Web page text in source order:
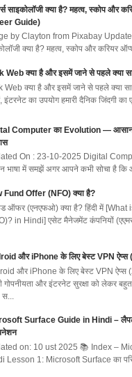
साइकोलॉजी क्या है? महत्व, स्कोप और
Guide)
by Clayton from Pixabay
क्या है? महत्व, स्कोप और करियर
Web क्या है और इसमें जाने से पहले क्या
Web क्या है और इसमें जाने से पहले क्या
इंटरनेट का उपयोग हमारी दैनिक जिंदगी का
Computer का Evolution — आसान
On : 23-10-2025 Digital
भाषा में समझें अगर आपने कभी सोचा है
Fund Offer (NFO) क्या है?
ऑफर (एनएफओ) क्या है? हिंदी में [What
in Hindi] एसेट मैनेजमेंट कंपनियों
और iPhone के लिए बेस्ट VPN ऐप्स
और iPhone के लिए बेस्ट VPN
गोपनीयता और इंटरनेट सुरक्षा को लेकर
Surface Guide in Hindi –
on: 10 ust 2025 📚 Index –
Lesson 1: Microsoft Surface का